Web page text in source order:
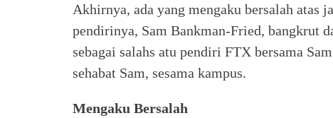
Akhirnya, ada yang mengaku bersalah atas
pendirinya, Sam Bankman-Fried, bangkrut
sebagai salahs atu pendiri FTX bersama
sehabat Sam, sesama kampus.
Mengaku Bersalah